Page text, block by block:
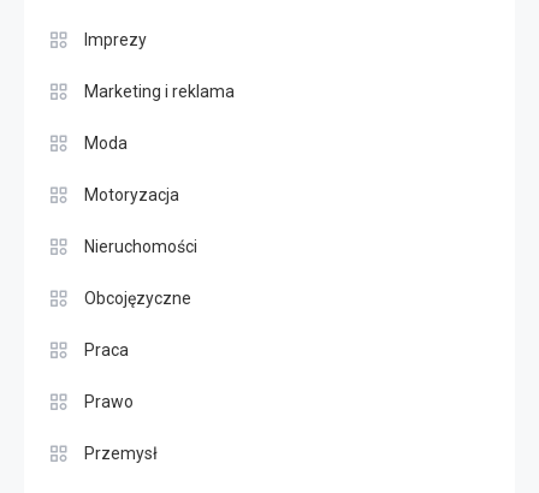
Imprezy
Marketing i reklama
Moda
Motoryzacja
Nieruchomości
Obcojęzyczne
Praca
Prawo
Przemysł